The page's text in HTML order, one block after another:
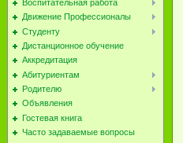
Воспитательная работа
Движение Профессионалы
Студенту
Дистанционное обучение
Аккредитация
Абитуриентам
Родителю
Объявления
Гостевая книга
Часто задаваемые вопросы